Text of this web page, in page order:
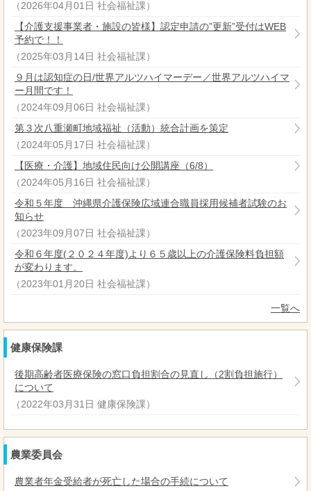
（2026年04月01日 社会福祉課 ）
【介護支援事業者・施設の皆様】認定申請の”更新”受付はWEB
予約で！！
（2025年03月14日 社会福祉課 ）
９月は認知症の日/世界アルツハイマーデー／世界アルツハイマ
ー月間です！
（2024年09月06日 社会福祉課 ）
第３次八重瀬町地域福祉（活動）統合計画を策定
（2024年05月17日 社会福祉課 ）
【医療・介護】地域住民向け公開講座（6/8）
（2024年05月16日 社会福祉課 ）
令和５年度 沖縄県介護保険広域連合職員採用候補者試験のお
知らせ
（2023年09月07日 社会福祉課 ）
令和６年度(２０２４年度)より６５歳以上の介護保険料負担額
が変わります。
（2023年01月20日 社会福祉課 ）
一覧へ
健康保険課
後期高齢者医療保険の窓口負担割合の見直し（2割負担施行）
について
（2022年03月31日 健康保険課 ）
農業委員会
農業者年金受給者が死亡した場合の手続について